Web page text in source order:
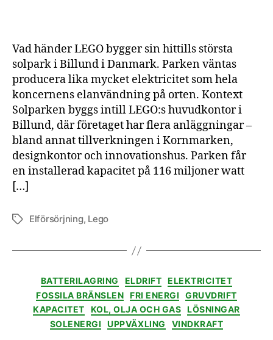
Vad händer LEGO bygger sin hittills största
solpark i Billund i Danmark. Parken väntas
producera lika mycket elektricitet som hela
koncernens elanvändning på orten. Kontext
Solparken byggs intill LEGO:s huvudkontor i
Billund, där företaget har flera anläggningar –
bland annat tillverkningen i Kornmarken,
designkontor och innovationshus. Parken får
en installerad kapacitet på 116 miljoner watt
[…]
EtiketterElförsörjning, Lego
Kategorier
BATTERILAGRING ELDRIFT
ELEKTRICITET
FOSSILA BRÄNSLEN
FRI ENERGI
GRUVDRIFT
KAPACITET
KOL, OLJA OCH GAS
LÖSNINGAR
SOLENERGI
UPPVÄXLING VINDKRAFT